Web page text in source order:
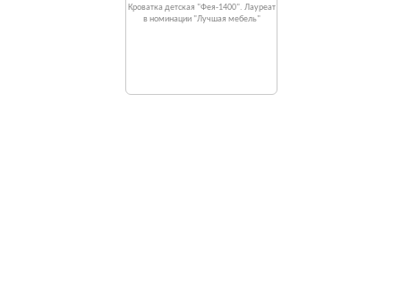
Кроватка детская "Фея-1400". Лауреат
в номинации "Лучшая мебель"